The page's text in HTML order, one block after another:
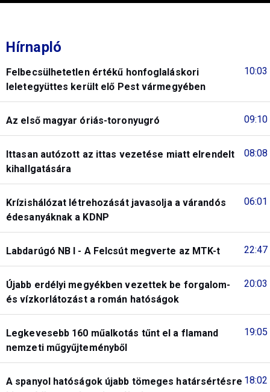
Hírnapló
10:03
Felbecsülhetetlen értékű honfoglaláskori
leletegyüttes került elő Pest vármegyében
09:10
Az első magyar óriás-toronyugró
08:08
Ittasan autózott az ittas vezetése miatt elrendelt
kihallgatására
06:01
Krízishálózat létrehozását javasolja a várandós
édesanyáknak a KDNP
22:47
Labdarúgó NB I - A Felcsút megverte az MTK-t
20:03
Újabb erdélyi megyékben vezettek be forgalom-
és vízkorlátozást a román hatóságok
19:05
Legkevesebb 160 műalkotás tűnt el a flamand
nemzeti műgyűjteményből
18:02
A spanyol hatóságok újabb tömeges határsértésre